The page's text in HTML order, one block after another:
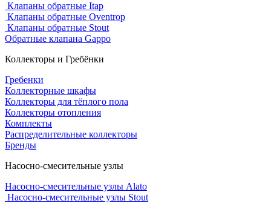
Клапаны обратные Itap
Клапаны обратные Oventrop
Клапаны обратные Stout
Обратные клапана Gappo
Коллекторы и Гребёнки
Гребенки
Коллекторные шкафы
Коллекторы для тёплого пола
Коллекторы отопления
Комплекты
Распределительные коллекторы
Бренды
Насосно-смесительные узлы
Насосно-смесительные узлы Alato
Насосно-смесительные узлы Stout